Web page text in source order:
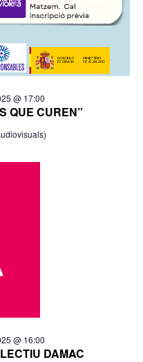
QUE CUREN”
@ 17:00
DAMAC
@ 16:00